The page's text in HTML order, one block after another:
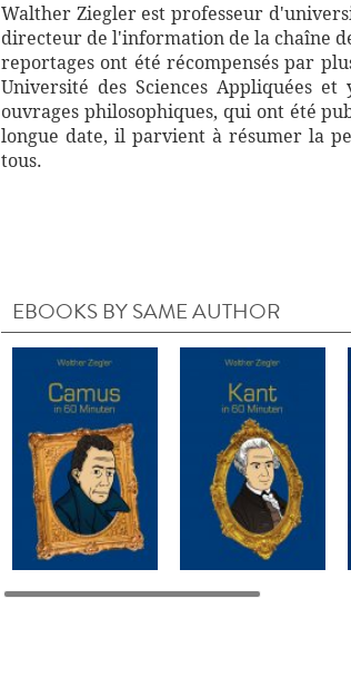
Walther Ziegler est professeur
directeur de l'information de la chaîne
reportages ont été récompensés par
Université des Sciences Appliquées
ouvrages philosophiques, qui ont été
longue date, il parvient à résumer la
tous.
EBOOKS BY SAME AUTHOR